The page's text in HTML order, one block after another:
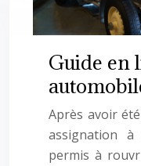
Guide en
Après avoir
assignation à
permis à